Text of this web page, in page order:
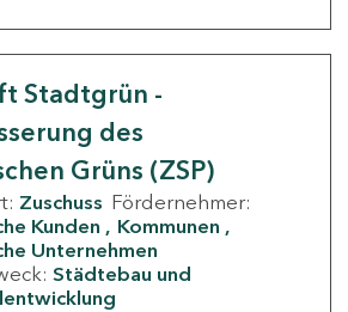
Stadtgrün -
des
Grüns (ZSP)
Zuschuss Fördernehmer:
Kunden
Kommunen
Unternehmen
Städtebau und